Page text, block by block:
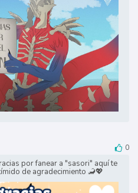
0
por fanear a "sasori" aquí te
de agradecimiento 🦂💖